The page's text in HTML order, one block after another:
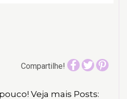
Compartilhe!
Veja mais Posts: